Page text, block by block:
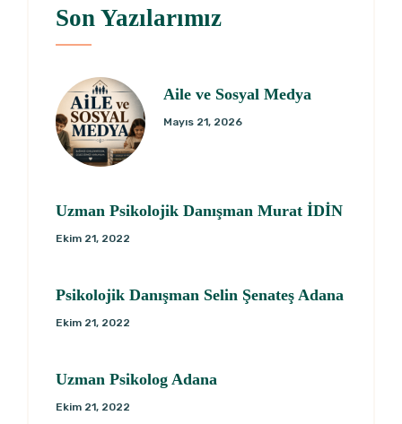
Son Yazılarımız
Aile ve Sosyal Medya
Mayıs 21, 2026
Uzman Psikolojik Danışman Murat İDİN
Ekim 21, 2022
Psikolojik Danışman Selin Şenateş Adana
Ekim 21, 2022
Uzman Psikolog Adana
Ekim 21, 2022